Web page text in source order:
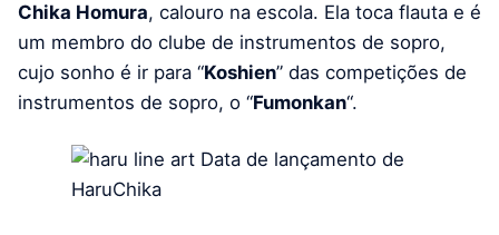
Chika Homura, calouro na escola. Ela toca flauta e é
um membro do clube de instrumentos de sopro,
cujo sonho é ir para “Koshien” das competições de
instrumentos de sopro, o “Fumonkan“.